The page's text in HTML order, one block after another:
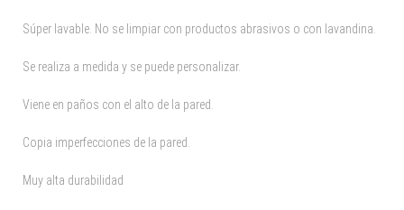
Súper lavable. No se limpiar con productos abrasivos o con lavandina.
Se realiza a medida y se puede personalizar.
Viene en paños con el alto de la pared.
Copia imperfecciones de la pared.
Muy alta durabilidad